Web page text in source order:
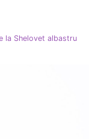
la Shelovet albastru